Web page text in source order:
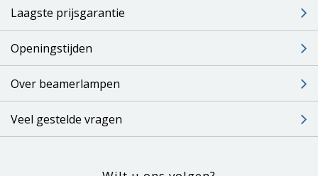
Laagste prijsgarantie
Openingstijden
Over beamerlampen
Veel gestelde vragen